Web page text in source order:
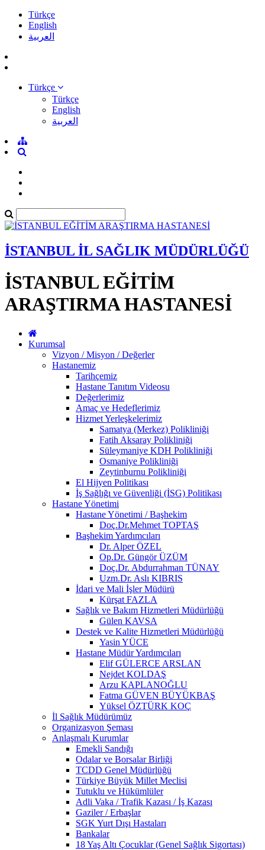
Türkçe
English
العربية
Türkçe
Türkçe
English
العربية
İSTANBUL İL SAĞLIK MÜDÜRLÜĞÜ
İSTANBUL EĞİTİM
ARAŞTIRMA HASTANESİ
Kurumsal
Vizyon / Misyon / Değerler
Hastanemiz
Tarihçemiz
Hastane Tanıtım Videosu
Değerlerimiz
Amaç ve Hedeflerimiz
Hizmet Yerleşkelerimiz
Samatya (Merkez) Polikliniği
Fatih Aksaray Polikliniği
Süleymaniye KDH Polikliniği
Osmaniye Polikliniği
Zeytinburnu Polikliniği
El Hijyen Politikası
İş Sağlığı ve Güvenliği (İSG) Politikası
Hastane Yönetimi
Hastane Yönetimi / Başhekim
Doç.Dr.Mehmet TOPTAŞ
Başhekim Yardımcıları
Dr. Alper ÖZEL
Op.Dr. Güngör ÜZÜM
Doç.Dr. Abdurrahman TÜNAY
Uzm.Dr. Aslı KIBRIS
İdari ve Mali İşler Müdürü
Kürşat FAZLA
Sağlık ve Bakım Hizmetleri Müdürlüğü
Gülen KAVSA
Destek ve Kalite Hizmetleri Müdürlüğü
Yasin YÜCE
Hastane Müdür Yardımcıları
Elif GÜLERCE ARSLAN
Nejdet KOLDAŞ
Arzu KAPLANOĞLU
Fatma GÜVEN BÜYÜKBAŞ
Yüksel ÖZTÜRK KOÇ
İl Sağlık Müdürümüz
Organizasyon Şeması
Anlaşmalı Kurumlar
Emekli Sandığı
Odalar ve Borsalar Birliği
TCDD Genel Müdürlüğü
Türkiye Büyük Millet Meclisi
Tutuklu ve Hükümlüler
Adli Vaka / Trafik Kazası / İş Kazası
Gaziler / Erbaşlar
SGK Yurt Dışı Hastaları
Bankalar
18 Yaş Altı Çocuklar (Genel Sağlık Sigortası)